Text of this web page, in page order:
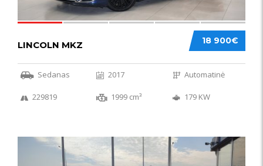
18 900€
LINCOLN MKZ
Sedanas 2017 Automatinė
229819 1999 cm³ 179 KW